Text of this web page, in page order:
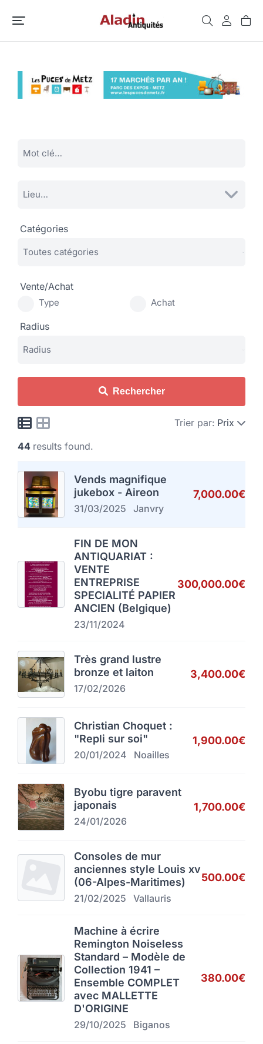
Catégories
Vente/Achat
Type Achat
Radius
Rechercher
Trier par: Prix
44 results found.
Vends magnifique
jukebox - Aireon
31/03/2025 Janvry
7,000.00€
FIN DE MON
ANTIQUARIAT :
VENTE
ENTREPRISE
SPECIALITÉ PAPIER
ANCIEN (Belgique)
23/11/2024
300,000.00€
Très grand lustre
bronze et laiton
17/02/2026
3,400.00€
Christian Choquet :
"Repli sur soi"
20/01/2024 Noailles
1,900.00€
Byobu tigre paravent
japonais
24/01/2026
1,700.00€
Consoles de mur
anciennes style Louis xv
(06-Alpes-Maritimes)
21/02/2025 Vallauris
500.00€
Machine à écrire
Remington Noiseless
Standard – Modèle de
Collection 1941 –
Ensemble COMPLET
avec MALLETTE
D'ORIGINE
29/10/2025 Biganos
380.00€